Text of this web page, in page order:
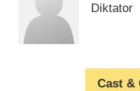
Diktator
Cast &